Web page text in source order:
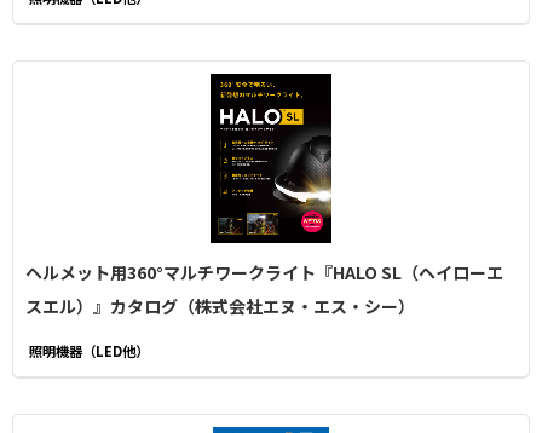
ヘルメット用360°マルチワークライト『HALO SL（ヘイローエ
スエル）』カタログ（株式会社エヌ・エス・シー）
照明機器（LED他）